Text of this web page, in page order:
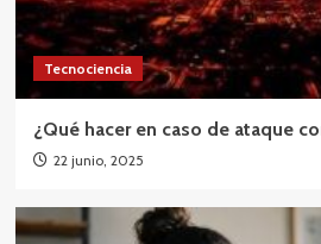
Tecnociencia
¿Qué hacer en caso de ataque
22 junio, 2025